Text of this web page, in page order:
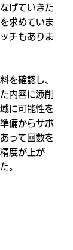
げていきた
求めていま
チもありま
を確認し、
内容に添削
に可能性を
備からサポ
って回数を
度が上が
。